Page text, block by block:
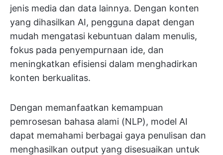
jenis media dan data lainnya. Dengan konten
yang dihasilkan AI, pengguna dapat dengan
mudah mengatasi kebuntuan dalam menulis,
fokus pada penyempurnaan ide, dan
meningkatkan efisiensi dalam menghadirkan
konten berkualitas.
Dengan memanfaatkan kemampuan
pemrosesan bahasa alami (NLP), model AI
dapat memahami berbagai gaya penulisan dan
menghasilkan output yang disesuaikan untuk